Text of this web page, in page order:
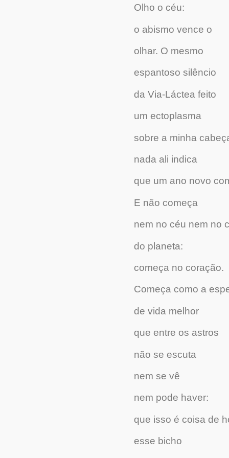
Olho o céu:
o abismo vence o
olhar. O mesmo
espantoso silêncio
da Via-Láctea feito
um ectoplasma
sobre a minha
nada ali indica
que um ano novo
E não começa
nem no céu nem no
do planeta:
começa no coração.
Começa como a
de vida melhor
que entre os astros
não se escuta
nem se vê
nem pode haver:
que isso é coisa de
esse bicho